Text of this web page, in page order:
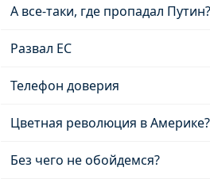
А все-таки, где пропадал Путин?
Развал ЕС
Телефон доверия
Цветная революция в Америке?
Без чего не обойдемся?